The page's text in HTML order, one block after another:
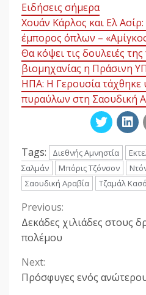
Ειδήσεις σήμερα
Χουάν Κάρλος και Ελ
έμπορος όπλων –
Θα κόψει τις δουλειές
βιομηχανίας η Πράσινη
ΗΠΑ: Η Γερουσία τάχθηκε
πυραύλων στη Σαουδική
Tags: Διεθνής Αμνηστία
Σαλμάν
Μπόρις Τζόνσον
Σαουδική Αραβία
Τζαμάλ
Continue
Reading
Previous:
Δεκάδες χιλιάδες στους
πολέμου
Next:
Πρόσφυγες ενός